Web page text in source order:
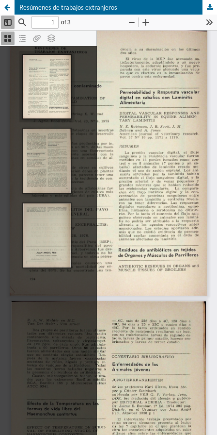
Resúmenes de trabajos extranjeros